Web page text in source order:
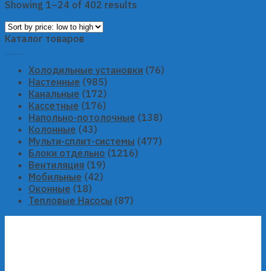
Showing 1–24 of 402 results
Каталог товаров
Холодильные установки (76)
Настенные (985)
Канальные (172)
Кассетные (176)
Напольно-потолочные (138)
Колонные (43)
Мульти-сплит-системы (477)
Блоки отдельно (1216)
Вентиляция (19)
Мобильные (42)
Оконные (18)
Тепловые Насосы (87)